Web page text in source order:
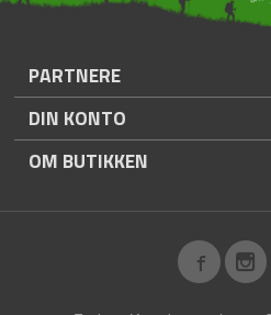
PARTNERE
DIN KONTO
OM BUTIKKEN